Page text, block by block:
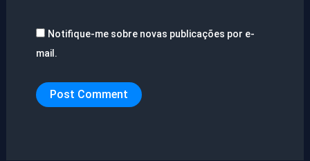
Notifique-me sobre novas publicações por e-
mail.